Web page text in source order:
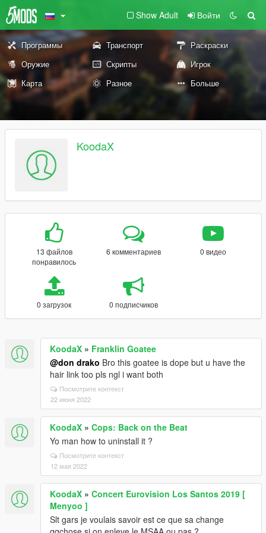
Show Adult Войти
Программы Транспорт
Раскраски
Оружие
Скрипты
Игрок
Карта
Разное Больше
KoodaX
13 файлов
понравилось
6 комментариев 0 видео
0 загрузок 0 подписчиков
KoodaX » Franklin Goatee
@don drako Bro this goatee is dope but u have the
hair link too pls ngl i want both
Посмотрите контекст
22 июня 2022
KoodaX » Cops: Back on the Beat
Yo man how to uninstall it ?
Посмотрите контекст
12 мая 2022
KoodaX » Concert Eurovision Los Santos 2019 [
Menyoo ]
Slt gars je voulais savoir est ce que sa change